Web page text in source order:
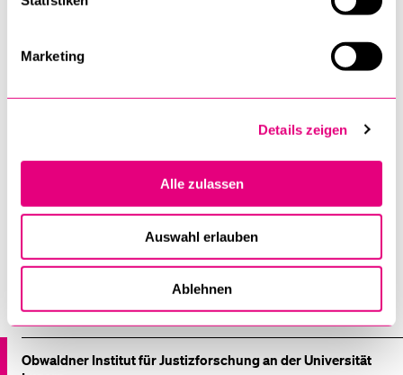
Marketing
Details zeigen
Alle zulassen
Auswahl erlauben
Ablehnen
Institute, Akademien, Zentren
Obwaldner Institut für Justizforschung an der Universität
Obwaldner Institut für Justizforschung an der Universität
Universität Luzern
Anfragen und Mitteilungen können viaijf@unilu.chgetätigt